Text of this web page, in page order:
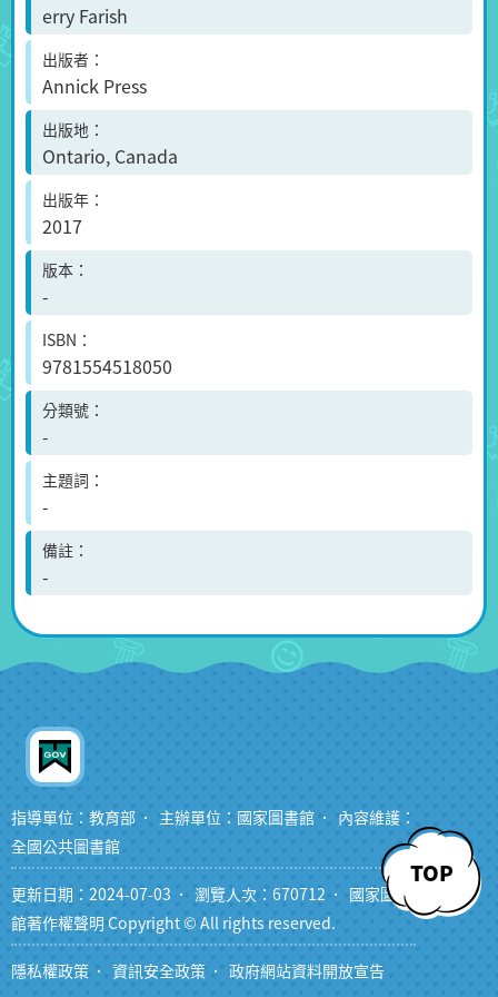
erry Farish
出版者
Annick Press
出版地
Ontario, Canada
出版年
2017
版本
-
ISBN
9781554518050
分類號
-
主題詞
-
備註
-
TOP
指導單位：教育部 主辦單位：國家圖書館
內容維護：
全國公共圖書館
更新日期：2024-07-03 瀏覽人次：670712
國家圖書
館著作權聲明 Copyright © All rights reserved.
隱私權政策 資訊安全政策 政府網站資料開放宣告